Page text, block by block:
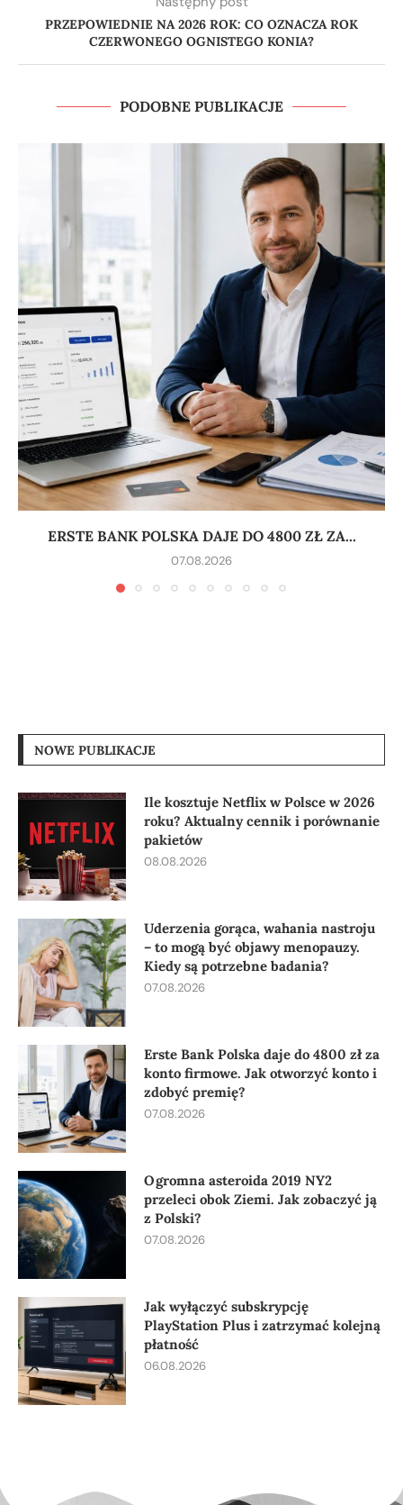
PRZEPOWIEDNIE NA 2026 ROK: CO OZNACZA ROK
CZERWONEGO OGNISTEGO KONIA?
PODOBNE PUBLIKACJE
ERSTE BANK POLSKA DAJE DO 4800 ZŁ ZA...
07.08.2026
NOWE PUBLIKACJE
Ile kosztuje Netflix w Polsce w 2026
roku? Aktualny cennik i porównanie
pakietów
08.08.2026
Uderzenia gorąca, wahania nastroju
– to mogą być objawy menopauzy.
Kiedy są potrzebne badania?
07.08.2026
Erste Bank Polska daje do 4800 zł za
konto firmowe. Jak otworzyć konto i
zdobyć premię?
07.08.2026
Ogromna asteroida 2019 NY2
przeleci obok Ziemi. Jak zobaczyć ją
z Polski?
07.08.2026
Jak wyłączyć subskrypcję
PlayStation Plus i zatrzymać kolejną
płatność
06.08.2026